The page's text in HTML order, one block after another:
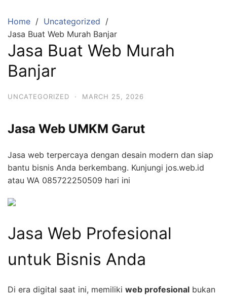
Home
Uncategorized
Jasa Buat Web Murah Banjar
Jasa Buat Web Murah
Banjar
UNCATEGORIZED · MARCH 25, 2026
Jasa Web UMKM Garut
Jasa web terpercaya dengan desain modern dan siap
bantu bisnis Anda berkembang. Kunjungi jos.web.id
atau WA 085722250509 hari ini
Jasa Web Profesional
untuk Bisnis Anda
Di era digital saat ini, memiliki web profesional bukan